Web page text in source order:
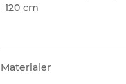
120 cm
Materialer